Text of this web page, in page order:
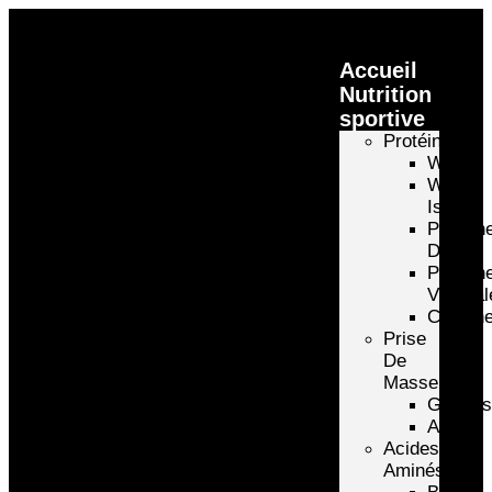
Accueil
Nutrition
sportive
Protéines
Whey
Whey
Isolate
D’oeuf
Prise
De
Masse
Gainers
Autre
Acides
Aminés